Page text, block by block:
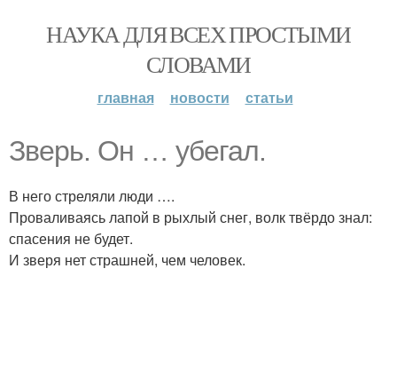
НАУКА ДЛЯ ВСЕХ ПРОСТЫМИ
СЛОВАМИ
главная новости статьи
Зверь. Он … убегал.
В него стреляли люди ….
Проваливаясь лапой в рыхлый снег, волк твёрдо знал:
спасения не будет.
И зверя нет страшней, чем человек.